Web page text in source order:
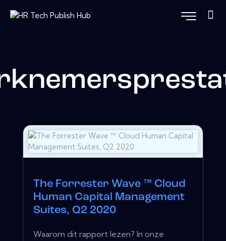
The Forrester Wave ™ Cloud
Human Capital Management
Suites, Q2 2020
Waarom dit rapport lezen? In onze